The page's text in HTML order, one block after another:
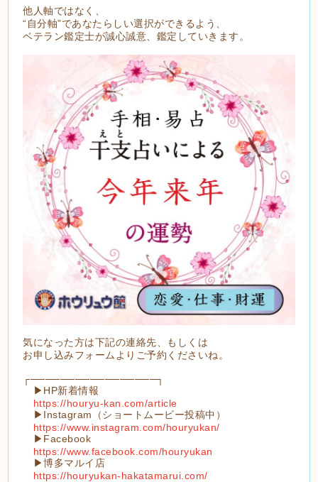
他人軸ではなく、
“自分軸”であなたらしい選択ができるよう、
ベテラン鑑定士が誠心誠意、鑑定していきます。
気になった方は下記の連絡先、もしくは
お申し込みフォームよりご予約くださいね。
┌─────────────────┐
▶︎HP新着情報
https://houryu-kan.com/article
▶︎Instagram（ショートムービー投稿中）
https://www.instagram.com/houryukan/
▶︎Facebook
https://www.facebook.com/houryukan
▶︎博多マルイ店
https://houryukan-hakatamarui.com/